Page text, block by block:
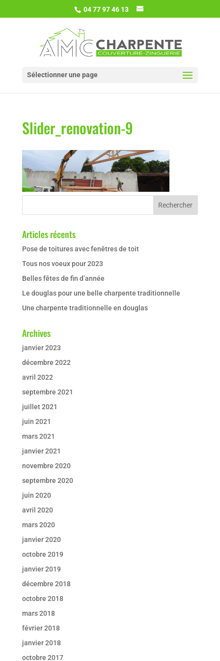
04 77 97 46 13
Sélectionner une page
Slider_renovation-9
Articles récents
Pose de toitures avec fenêtres de toit
Tous nos voeux pour 2023
Belles fêtes de fin d’année
Le douglas pour une belle charpente traditionnelle
Une charpente traditionnelle en douglas
Archives
janvier 2023
décembre 2022
avril 2022
septembre 2021
juillet 2021
juin 2021
mars 2021
janvier 2021
novembre 2020
septembre 2020
juin 2020
avril 2020
mars 2020
janvier 2020
octobre 2019
janvier 2019
décembre 2018
octobre 2018
mars 2018
février 2018
janvier 2018
octobre 2017